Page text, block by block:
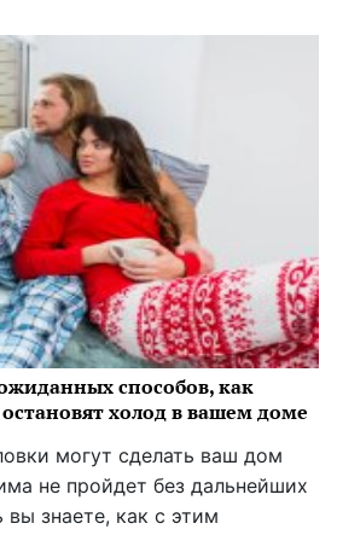
способов, как
холод в вашем доме
могут сделать ваш дом
не пройдет без дальнейших
знаете, как с этим